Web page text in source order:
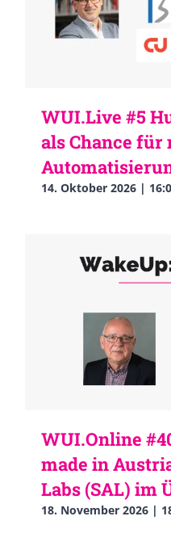
WUI.Live #5
als Chance für
14. Oktober 2026 |
WUI.Online
made in
Labs (SAL) im
18. November 2026 |